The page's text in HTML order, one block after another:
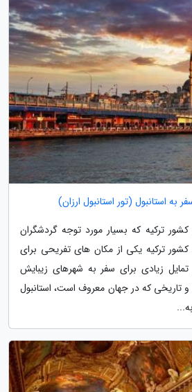
به استانبول (تور استانبول ارزان)
ترکیه که بسیار مورد توجه گردشگران
ترکیه یکی از مکان های تفریحی برای
زیادی برای سفر به شهرهای زیبایش
و تاریخی که در جهان معروف است، استانبول